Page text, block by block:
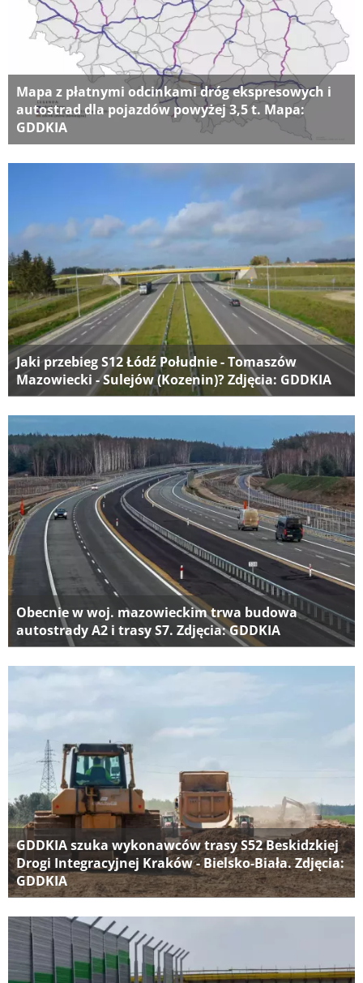
Mapa z płatnymi odcinkami dróg ekspresowych i
autostrad dla pojazdów powyżej 3,5 t. Mapa:
GDDKIA
Jaki przebieg S12 Łódź Południe - Tomaszów
Mazowiecki - Sulejów (Kozenin)? Zdjęcia: GDDKIA
Obecnie w woj. mazowieckim trwa budowa
autostrady A2 i trasy S7. Zdjęcia: GDDKIA
GDDKIA szuka wykonawców trasy S52 Beskidzkiej
Drogi Integracyjnej Kraków - Bielsko-Biała. Zdjęcia:
GDDKIA